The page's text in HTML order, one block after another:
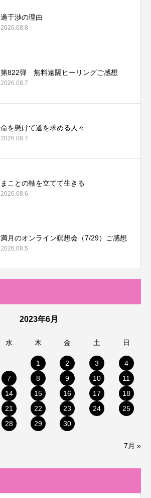
過干渉の理由
2026.08.8
第822弾 無料遠隔ヒーリングご感想
2026.08.7
命を懸けて道を求める人々
2026.08.7
まことの軸を立てて生きる
2026.08.6
満月のオンライン瞑想会（7/29）ご感想
2026.08.5
2023年6月
水 木 金 土 日
1 2 3
4
7 8 9 10
11
14 15 16 17
18
21 22 23 24
25
28 29 30
7月 »